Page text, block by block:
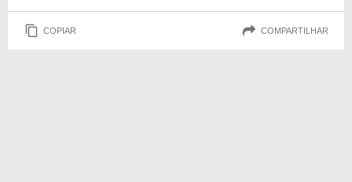
COPIAR COMPARTILHAR